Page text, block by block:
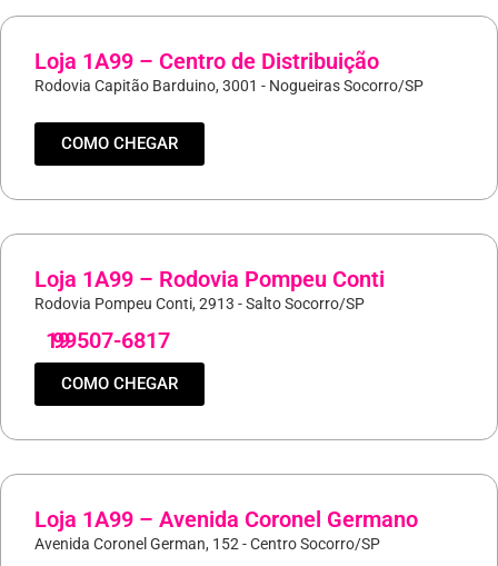
Loja 1A99 – Centro de Distribuição
Rodovia Capitão Barduino, 3001 - Nogueiras Socorro/SP
COMO CHEGAR
Loja 1A99 – Rodovia Pompeu Conti
Rodovia Pompeu Conti, 2913 - Salto Socorro/SP
19
99507-6817
COMO CHEGAR
Loja 1A99 – Avenida Coronel Germano
Avenida Coronel German, 152 - Centro Socorro/SP